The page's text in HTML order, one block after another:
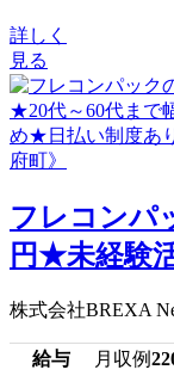
詳しく
見る
フレコンパ
円★未経験
株式会社BREXA
給与 月収例